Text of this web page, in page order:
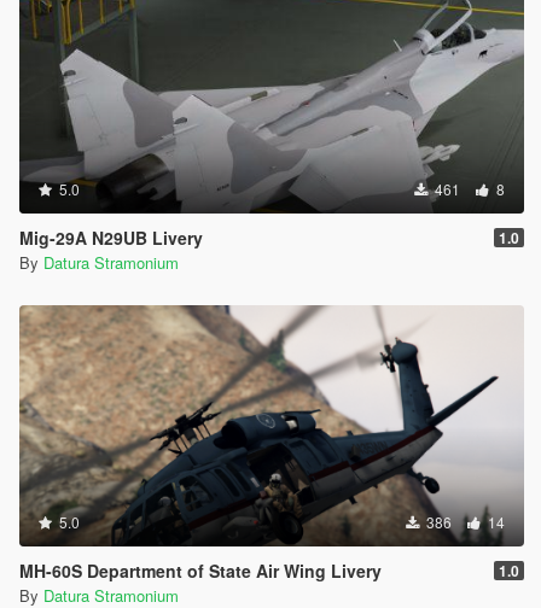
5.0 461 8
Mig-29A N29UB Livery 1.0
By Datura Stramonium
5.0 386 14
MH-60S Department of State Air Wing Livery 1.0
By Datura Stramonium